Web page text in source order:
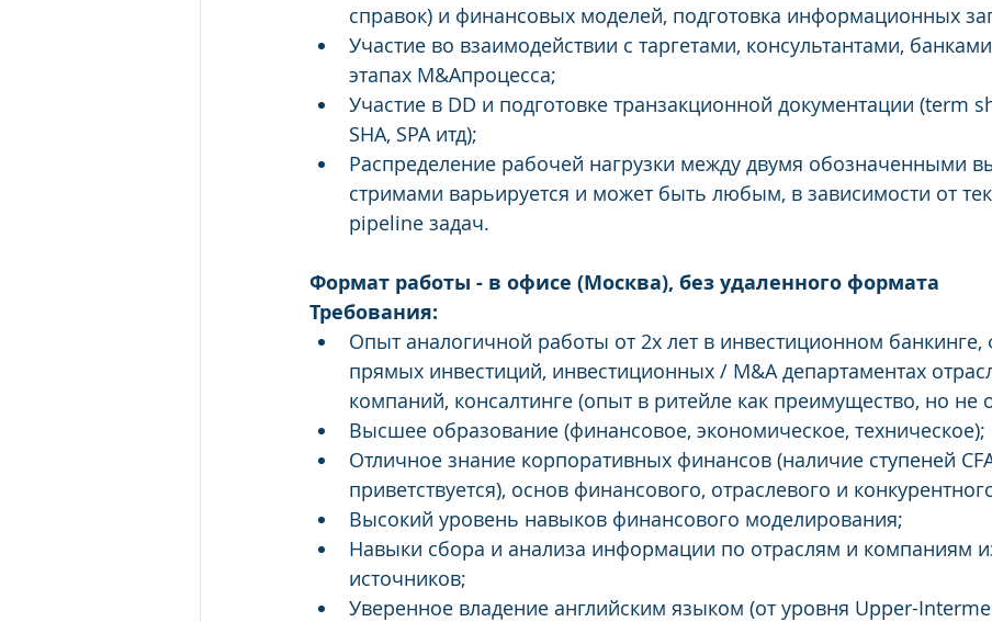
справок) и финансовых моделей, подготовка информационных
Участие во взаимодействии с таргетами, консультантами,
этапах M&Aпроцесса;
Участие в DD и подготовке транзакционной документации (term
SHA, SPA итд);
Распределение рабочей нагрузки между двумя обозначенными
стримами варьируется и может быть любым, в зависимости от
pipeline задач.
Формат работы - в офисе (Москва), без удаленного формата
Требования:
Опыт аналогичной работы от 2х лет в инвестиционном банкинге,
прямых инвестиций, инвестиционных / M&A департаментах
компаний, консалтинге (опыт в ритейле как преимущество, но не
Высшее образование (финансовое, экономическое, техническое);
Отличное знание корпоративных финансов (наличие ступеней
приветствуется), основ финансового, отраслевого и
Высокий уровень навыков финансового моделирования;
Навыки сбора и анализа информации по отраслям и компаниям
источников;
Уверенное владение английским языком (от уровня Upper-